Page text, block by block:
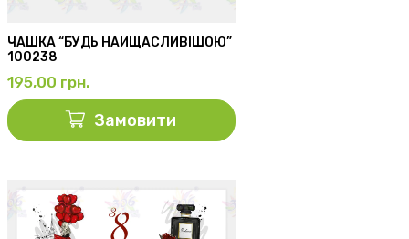
ЧАШКА “БУДЬ НАЙЩАСЛИВІШОЮ”
100238
195,00 грн.
Замовити